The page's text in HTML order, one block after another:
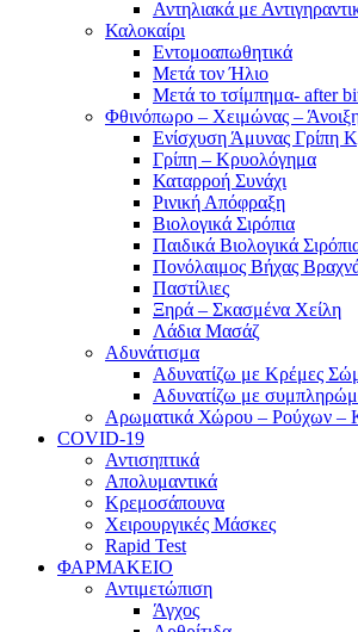
Αντηλιακά με
Καλοκαίρι
Εντομοαπωθητικά
Μετά τον Ήλιο
Μετά το τσίμπημα- after
Φθινόπωρο – Χειμώνας –
Ενίσχυση Άμυνας Γρίπη
Γρίπη – Κρυολόγημα
Καταρροή Συνάχι
Ρινική Απόφραξη
Βιολογικά Σιρόπια
Παιδικά Βιολογικά
Πονόλαιμος Βήχας
Παστίλιες
Ξηρά – Σκασμένα Χείλη
Λάδια Μασάζ
Αδυνάτισμα
Αδυνατίζω με Κρέμες
Αδυνατίζω με
Αρωματικά Χώρου – Ρούχων –
COVID-19
Αντισηπτικά
Απολυμαντικά
Κρεμοσάπουνα
Χειρουργικές Μάσκες
Rapid Test
ΦΑΡΜΑΚΕΙΟ
Αντιμετώπιση
Άγχος